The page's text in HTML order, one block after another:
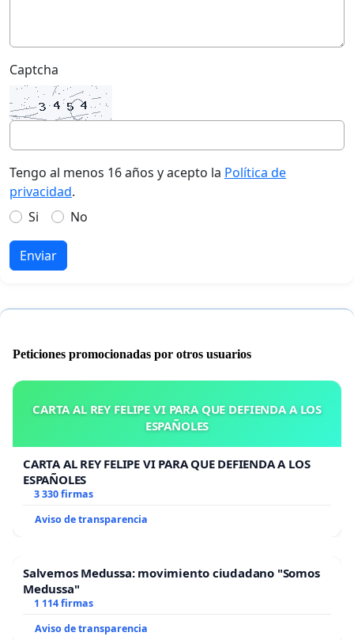
Captcha
Tengo al menos 16 años y acepto la Política de
privacidad.
Si
No
Enviar
Peticiones promocionadas por otros usuarios
CARTA AL REY FELIPE VI PARA QUE DEFIENDA A LOS
ESPAÑOLES
CARTA AL REY FELIPE VI PARA QUE DEFIENDA A LOS
ESPAÑOLES
3 330 firmas
Aviso de transparencia
Salvemos Medussa: movimiento ciudadano "Somos
Medussa"
1 114 firmas
Aviso de transparencia